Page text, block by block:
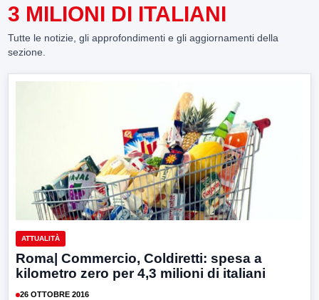
3 MILIONI DI ITALIANI
Tutte le notizie, gli approfondimenti e gli aggiornamenti della
sezione.
ATTUALITÀ
Roma| Commercio, Coldiretti: spesa a
kilometro zero per 4,3 milioni di italiani
26 OTTOBRE 2016